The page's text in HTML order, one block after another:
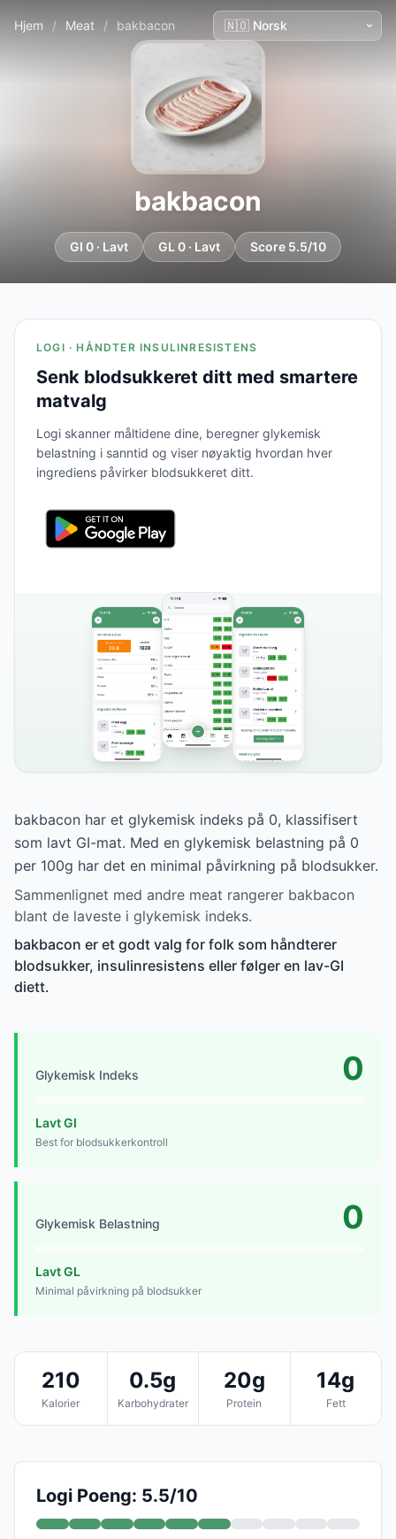
Hjem / Meat / bakbacon
bakbacon
GI 0 · Lavt GL 0 · Lavt Score 5.5/10
LOGI · HÅNDTER INSULINRESISTENS
Senk blodsukkeret ditt med smartere
matvalg
Logi skanner måltidene dine, beregner glykemisk
belastning i sanntid og viser nøyaktig hvordan hver
ingrediens påvirker blodsukkeret ditt.
bakbacon har et glykemisk indeks på 0, klassifisert
som lavt GI-mat. Med en glykemisk belastning på 0
per 100g har det en minimal påvirkning på blodsukker.
Sammenlignet med andre meat rangerer bakbacon
blant de laveste i glykemisk indeks.
bakbacon er et godt valg for folk som håndterer
blodsukker, insulinresistens eller følger en lav-GI
diett.
Glykemisk Indeks 0
Lavt GI
Best for blodsukkerkontroll
Glykemisk Belastning 0
Lavt GL
Minimal påvirkning på blodsukker
210
Kalorier
0.5g
Karbohydrater
20g
Protein
14g
Fett
Logi Poeng: 5.5/10